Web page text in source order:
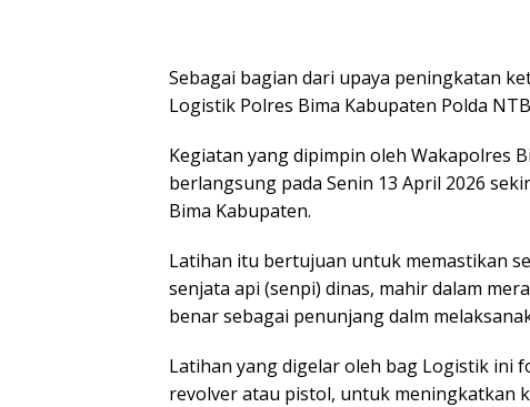
Sebagai bagian dari upaya peningkatan
Logistik Polres Bima Kabupaten Polda
Kegiatan yang dipimpin oleh Wakapolres
berlangsung pada Senin 13 April 2026
Bima Kabupaten.
Latihan itu bertujuan untuk memastikan
senjata api (senpi) dinas, mahir dalam
benar sebagai penunjang dalm
Latihan yang digelar oleh bag Logistik ini
revolver atau pistol, untuk meningkatkan